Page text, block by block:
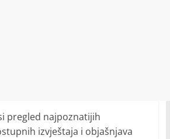
pregled najpoznatijih
izvještaja i objašnjava